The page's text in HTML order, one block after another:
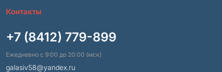
Контакты
+7 (8412) 779-899
Ежедневно с 9:00 до 20:00 (мск)
galasiv58@yandex.ru